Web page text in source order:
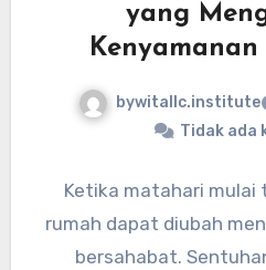
yang
Kenyamanan
bywitallc.institute
Tidak ada
Ketika matahari mulai
rumah dapat diubah
bersahabat.